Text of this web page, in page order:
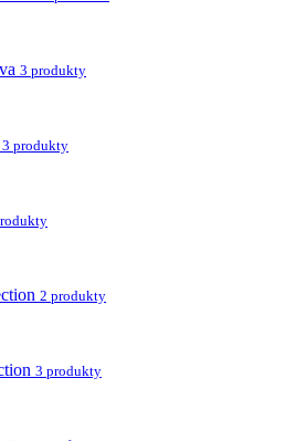
3 produkty
3 produkty
2 produkty
3 produkty